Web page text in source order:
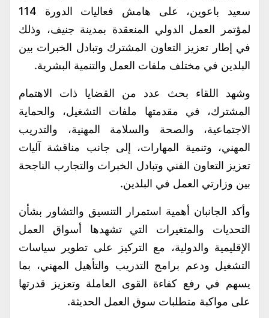
سعيد باعوين، على هامش فعاليات الدورة 114
لمؤتمر العمل الدولي المنعقدة بمدينة جنيف، وذلك
في إطار تعزيز التعاون المشترك وتبادل الخبرات بين
البلدين في مختلف ملفات العمل والتنمية البشرية.
وشهد اللقاء بحث عدد من القضايا ذات الاهتمام
المشترك، في مقدمتها ملفات التشغيل، والحماية
الاجتماعية، والصحة والسلامة المهنية، والتدريب
المهني، وتنمية المهارات، إلى جانب مناقشة آليات
تعزيز التعاون الفني وتبادل الخبرات والتجارب الناجحة
بين وزارتي العمل في البلدين.
وأكد الجانبان أهمية استمرار التنسيق والتشاور بشأن
التحديات والمتغيرات التي تشهدها أسواق العمل
الإقليمية والدولية، مع التركيز على تطوير سياسات
التشغيل ودعم برامج التدريب والتأهيل المهني، بما
يسهم في رفع كفاءة القوى العاملة وتعزيز قدرتها
على مواكبة متطلبات سوق العمل الحديثة.